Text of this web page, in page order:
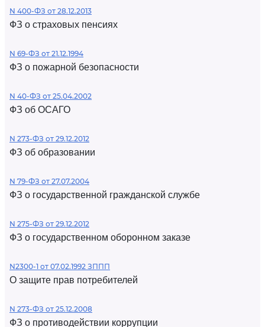
N 400-ФЗ от 28.12.2013
ФЗ о страховых пенсиях
N 69-ФЗ от 21.12.1994
ФЗ о пожарной безопасности
N 40-ФЗ от 25.04.2002
ФЗ об ОСАГО
N 273-ФЗ от 29.12.2012
ФЗ об образовании
N 79-ФЗ от 27.07.2004
ФЗ о государственной гражданской службе
N 275-ФЗ от 29.12.2012
ФЗ о государственном оборонном заказе
N2300-1 от 07.02.1992 ЗППП
О защите прав потребителей
N 273-ФЗ от 25.12.2008
ФЗ о противодействии коррупции